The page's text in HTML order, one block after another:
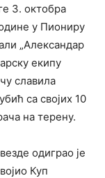
3. октобра
у Пиониру
„Александар
екипу
славила
са својих 10
на терену.
одиграо је
Куп